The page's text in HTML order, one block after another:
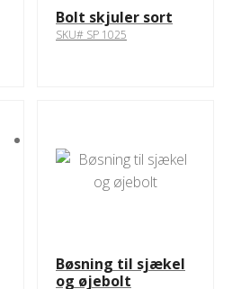
Bolt skjuler sort
SKU# SP 1025
Bøsning til sjækel
og øjebolt